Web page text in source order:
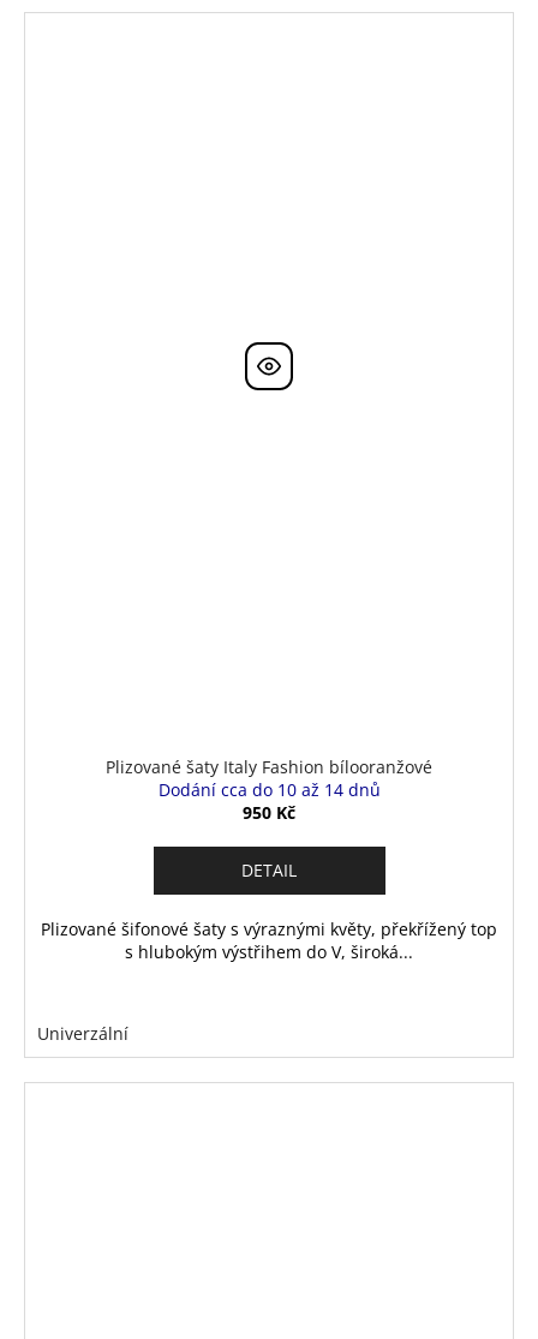
Plizované šaty Italy Fashion bílooranžové
Dodání cca do 10 až 14 dnů
950 Kč
DETAIL
Plizované šifonové šaty s výraznými květy, překřížený top
s hlubokým výstřihem do V, široká...
Univerzální